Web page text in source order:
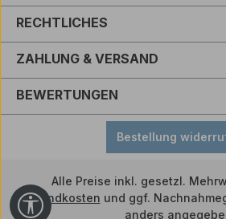
RECHTLICHES
ZAHLUNG & VERSAND
BEWERTUNGEN
Bestellung
Alle Preise inkl. gesetzl.
Versandkosten und ggf.
anders
Werkzeugleiste anzeigen